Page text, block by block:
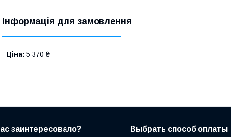
Інформація для замовлення
Ціна: 5 370 ₴
заинтересовало? Выбрать способ оплаты